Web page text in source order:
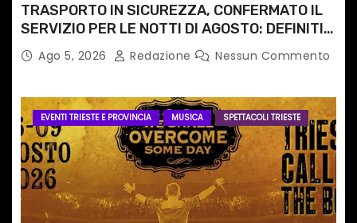
TRASPORTO IN SICUREZZA, CONFERMATO IL
SERVIZIO PER LE NOTTI DI AGOSTO: DEFINITI
PERCORSI, FERMATE E ORARIO
Ago 5, 2026 Redazione Nessun Commento
EVENTI TRIESTE E PROVINCIA MUSICA SPETTACOLI TRIESTE